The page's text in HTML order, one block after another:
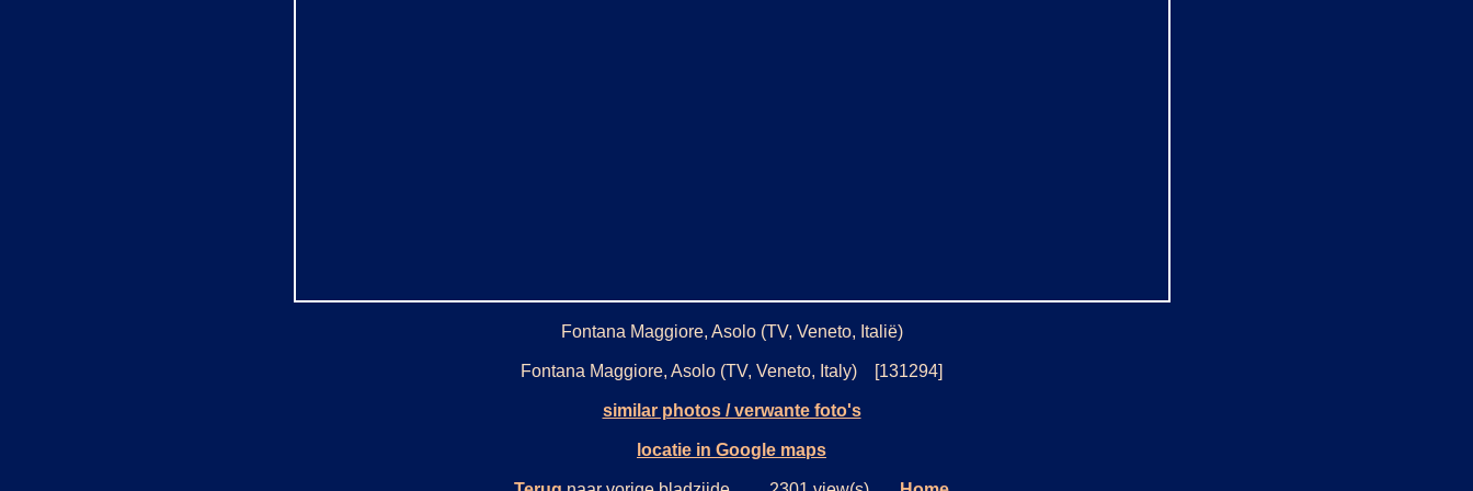
Fontana Maggiore, Asolo (TV, Veneto, Italië)
Fontana Maggiore, Asolo (TV, Veneto, Italy) [131294]
similar photos / verwante foto's
locatie in Google maps